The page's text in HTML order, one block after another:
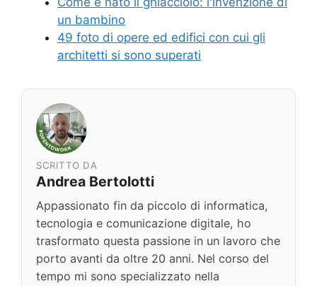
un bambino
49 foto di opere ed edifici con cui gli
architetti si sono superati
SCRITTO DA
Andrea Bertolotti
Appassionato fin da piccolo di informatica,
tecnologia e comunicazione digitale, ho
trasformato questa passione in un lavoro che
porto avanti da oltre 20 anni. Nel corso del
tempo mi sono specializzato nella